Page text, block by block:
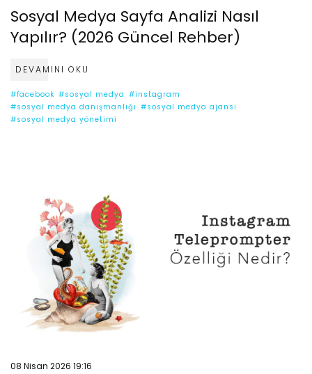
Sosyal Medya Sayfa Analizi Nasıl
Yapılır? (2026 Güncel Rehber)
DEVAMINI OKU
#facebook #sosyal medya #instagram
#sosyal medya danışmanlığı #sosyal medya ajansı
#sosyal medya yönetimi
08 Nisan 2026 19:16